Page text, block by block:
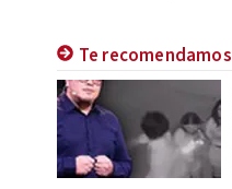
Te recomendamos